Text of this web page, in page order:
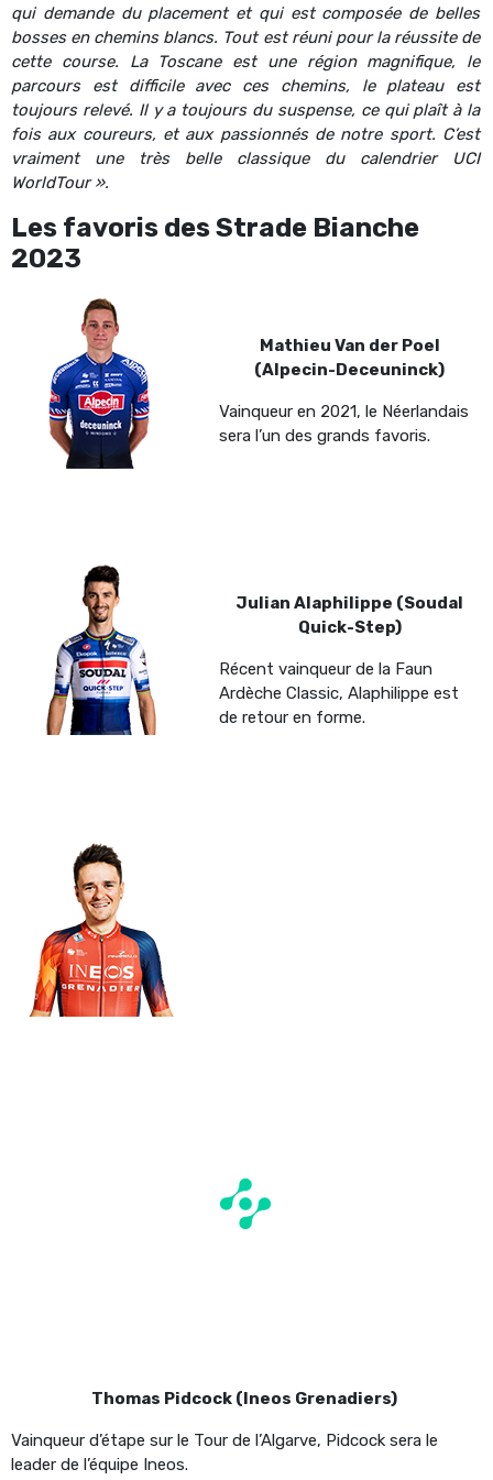
qui demande du placement et qui est composée de belles
bosses en chemins blancs. Tout est réuni pour la réussite de
cette course. La Toscane est une région magnifique, le
parcours est difficile avec ces chemins, le plateau est
toujours relevé. Il y a toujours du suspense, ce qui plaît à la
fois aux coureurs, et aux passionnés de notre sport. C’est
vraiment une très belle classique du calendrier UCI
WorldTour ».
Les favoris des Strade Bianche
2023
Mathieu Van der Poel
(Alpecin-Deceuninck)
Vainqueur en 2021, le Néerlandais
sera l’un des grands favoris.
Julian Alaphilippe (Soudal
Quick-Step)
Récent vainqueur de la Faun
Ardèche Classic, Alaphilippe est
de retour en forme.
Thomas Pidcock (Ineos Grenadiers)
Vainqueur d’étape sur le Tour de l’Algarve, Pidcock sera le
leader de l’équipe Ineos.